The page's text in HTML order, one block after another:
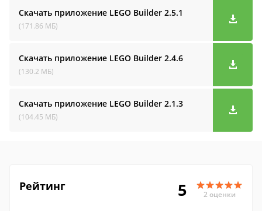
Скачать приложение LEGO Builder 2.5.1
(171.86 МБ)
Скачать приложение LEGO Builder 2.4.6
(130.2 МБ)
Скачать приложение LEGO Builder 2.1.3
(104.45 МБ)
Рейтинг 5 2 оценки